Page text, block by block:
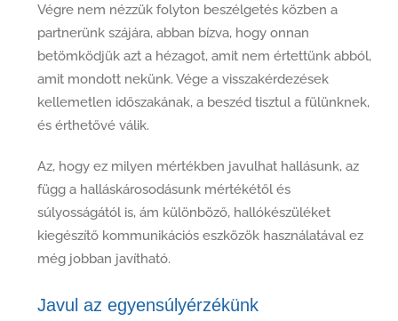
Végre nem nézzük folyton beszélgetés közben a
partnerünk szájára, abban bízva, hogy onnan
betömködjük azt a hézagot, amit nem értettünk abból,
amit mondott nekünk. Vége a visszakérdezések
kellemetlen időszakának, a beszéd tisztul a fülünknek,
és érthetővé válik.
Az, hogy ez milyen mértékben javulhat hallásunk, az
függ a halláskárosodásunk mértékétől és
súlyosságától is, ám különböző, hallókészüléket
kiegészítő kommunikációs eszközök használatával ez
még jobban javítható.
Javul az egyensúlyérzékünk